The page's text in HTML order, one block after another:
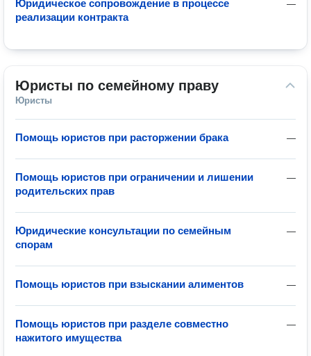
—
Юридическое сопровождение в процессе
реализации контракта
Юристы по семейному праву
Юристы
—
Помощь юристов при расторжении брака
—
Помощь юристов при ограничении и лишении
родительских прав
—
Юридические консультации по семейным
спорам
—
Помощь юристов при взыскании алиментов
—
Помощь юристов при разделе совместно
нажитого имущества